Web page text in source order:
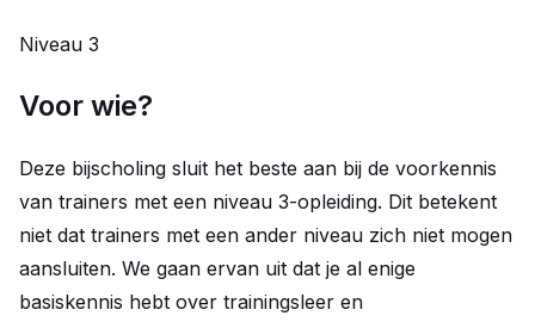
Niveau 3
Voor wie?
Deze bijscholing sluit het beste aan bij de voorkennis
van trainers met een niveau 3-opleiding. Dit betekent
niet dat trainers met een ander niveau zich niet mogen
aansluiten. We gaan ervan uit dat je al enige
basiskennis hebt over trainingsleer en